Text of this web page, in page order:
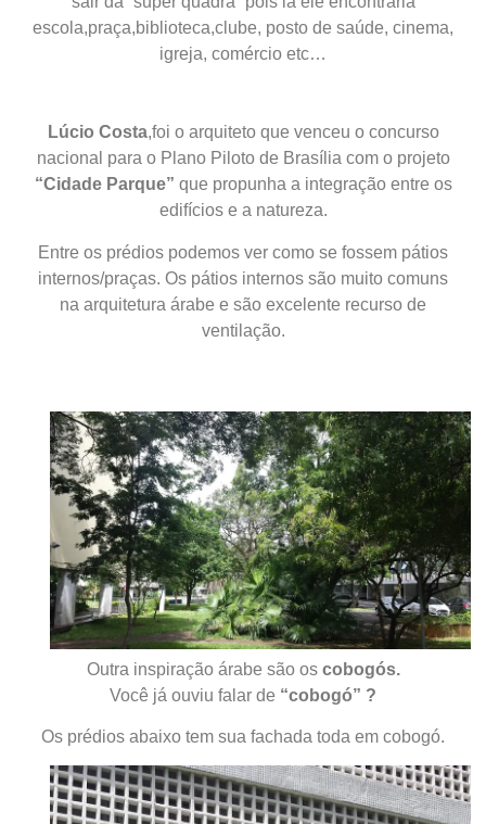
escola,praça,biblioteca,clube, posto de saúde, cinema,
igreja, comércio etc…
Lúcio Costa,foi o arquiteto que venceu o concurso
nacional para o Plano Piloto de Brasília com o projeto
“Cidade Parque” que propunha a integração entre os
edifícios e a natureza.
Entre os prédios podemos ver como se fossem pátios
internos/praças. Os pátios internos são muito comuns
na arquitetura árabe e são excelente recurso de
ventilação.
Outra inspiração árabe são oscobogós.
Você já ouviu falar de “cobogó” ?
Os prédios abaixo tem sua fachada toda em cobogó.